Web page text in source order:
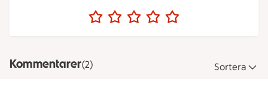
Kommentarer(2) Sortera